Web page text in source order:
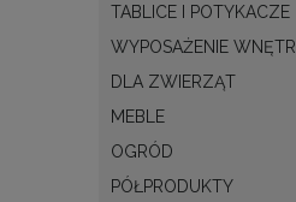
TABLICE I POTYKACZE
WYPOSAŻENIE
DLA ZWIERZĄT
MEBLE
OGRÓD
PÓŁPRODUKTY